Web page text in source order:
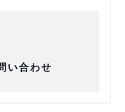
い合わせ